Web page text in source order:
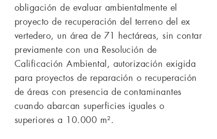
obligación de evaluar ambientalmente el
proyecto de recuperación del terreno del ex
vertedero, un área de 71 hectáreas, sin contar
previamente con una Resolución de
Calificación Ambiental, autorización exigida
para proyectos de reparación o recuperación
de áreas con presencia de contaminantes
cuando abarcan superficies iguales o
superiores a 10.000 m².